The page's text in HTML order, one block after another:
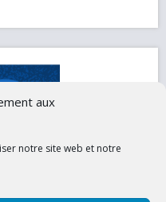
aux
notre site web et notre